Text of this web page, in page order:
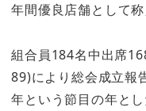
年間優良店舗として称
組合員184名中出席
89)により総会成立報
年という節目の年と